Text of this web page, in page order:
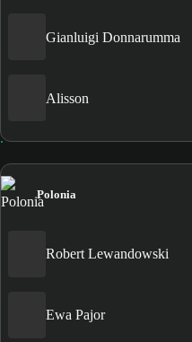
Gianluigi Donnarumma
Alisson
Polonia
Robert Lewandowski
Ewa Pajor